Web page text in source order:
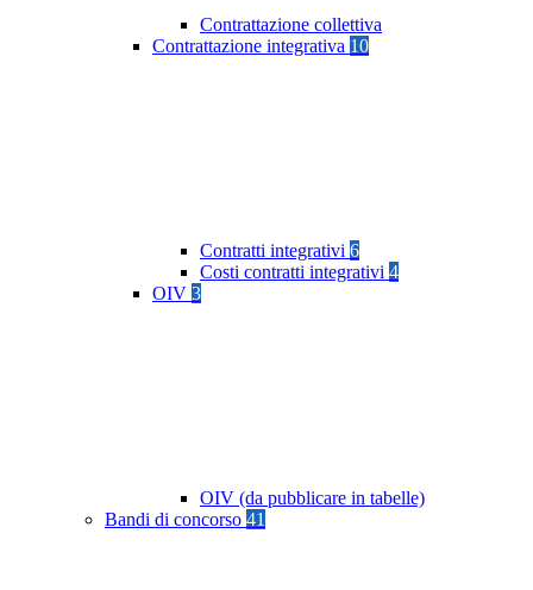
Contrattazione collettiva
Contrattazione integrativa 10
Contratti integrativi 6
Costi contratti integrativi 4
OIV 3
OIV (da pubblicare in tabelle)
Bandi di concorso 41